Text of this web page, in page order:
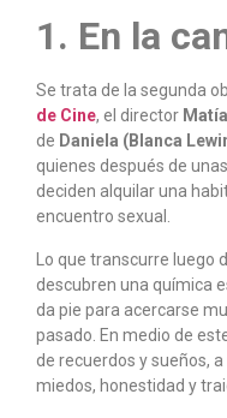
1. En la
Se trata de la segunda
de Cine, el director
de Daniela (Blanca
quienes después de
deciden alquilar una
encuentro sexual.
Lo que transcurre luego
descubren una química
da pie para acercarse
pasado. En medio de
de recuerdos y sueños,
miedos, honestidad y